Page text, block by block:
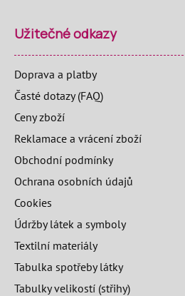
Užitečné odkazy
Doprava a platby
Časté dotazy (FAQ)
Ceny zboží
Reklamace a vrácení zboží
Obchodní podmínky
Ochrana osobních údajů
Cookies
Údržby látek a symboly
Textilní materiály
Tabulka spotřeby látky
Tabulky velikostí (střihy)